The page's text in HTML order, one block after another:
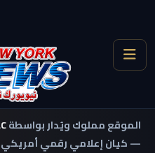
الموقع مملوك ويُدار بواسطة
— كيان إعلامي رقمي